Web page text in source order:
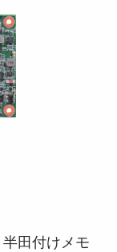
半田付けメモ